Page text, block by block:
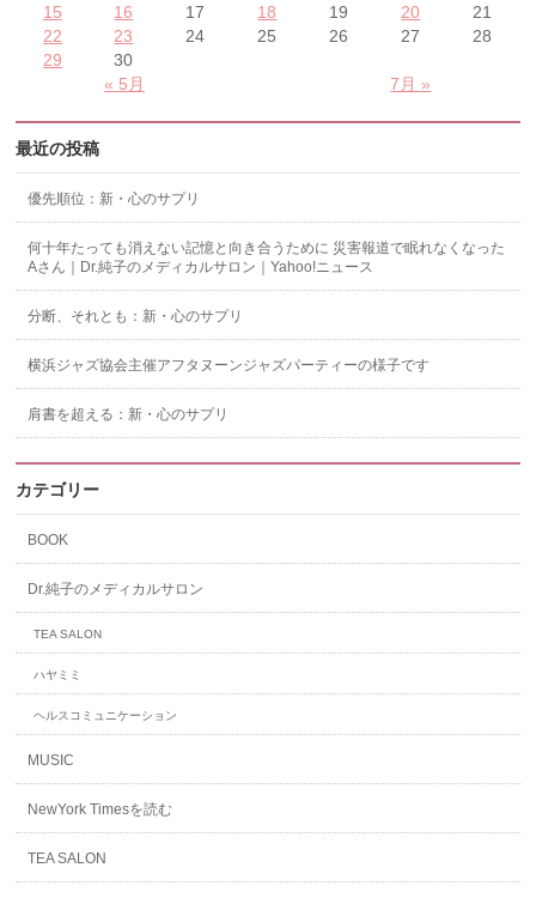
« 5月 7月 »
15
16 17 18 19 20
21
22
23 24 25 26 27
28
29
30
最近の投稿
優先順位：新・心のサプリ
何十年たっても消えない記憶と向き合うために 災害報道で眠れなくなった
Aさん｜Dr.純子のメディカルサロン｜Yahoo!ニュース
分断、それとも：新・心のサプリ
横浜ジャズ協会主催アフタヌーンジャズパーティーの様子です
肩書を超える：新・心のサプリ
カテゴリー
BOOK
Dr.純子のメディカルサロン
TEA SALON
ハヤミミ
ヘルスコミュニケーション
MUSIC
NewYork Timesを読む
TEA SALON